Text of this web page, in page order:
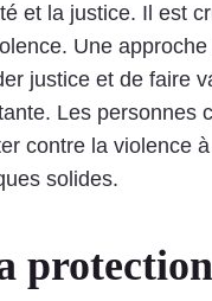
et la justice. Il est
Une
justice et de faire
Les personnes
contre la violence
solides.